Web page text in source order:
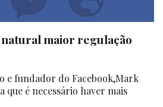
maior regulação
e fundador do Facebook,Mark
é necessário haver mais